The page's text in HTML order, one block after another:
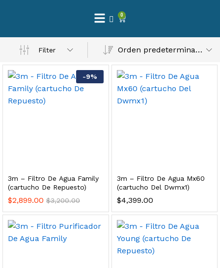
0
Filter Orden predeterminado
-9%
3m – Filtro De Agua Family
(cartucho De Repuesto)
$2,899.00 $3,200.00
3m – Filtro De Agua Mx60
(cartucho Del Dwmx1)
$4,399.00
– Máxima Calidad En Filtración
3,900.00
al carrito
al carrito
Esterilizador UV 25 Watts 4 Pines